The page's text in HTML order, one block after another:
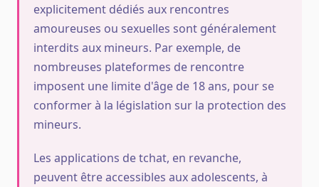
explicitement dédiés aux rencontres
amoureuses ou sexuelles sont généralement
interdits aux mineurs. Par exemple, de
nombreuses plateformes de rencontre
imposent une limite d'âge de 18 ans, pour se
conformer à la législation sur la protection des
mineurs.
Les applications de tchat, en revanche,
peuvent être accessibles aux adolescents, à